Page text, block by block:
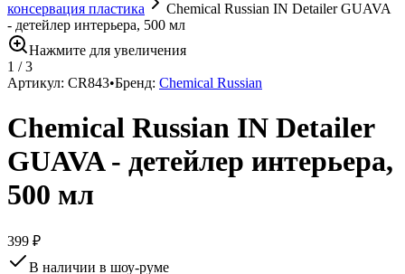
консервация пластика
Chemical Russian IN Detailer GUAVA
- детейлер интерьера, 500 мл
Нажмите для увеличения
1 /3
Артикул: CR843•Бренд: Chemical Russian
Chemical Russian IN Detailer
GUAVA - детейлер интерьера,
500 мл
399 ₽
В наличии в шоу-руме